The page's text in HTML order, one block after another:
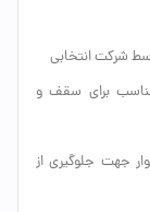
شرکت انتخابی
برای سقف و
جهت جلوگیری از